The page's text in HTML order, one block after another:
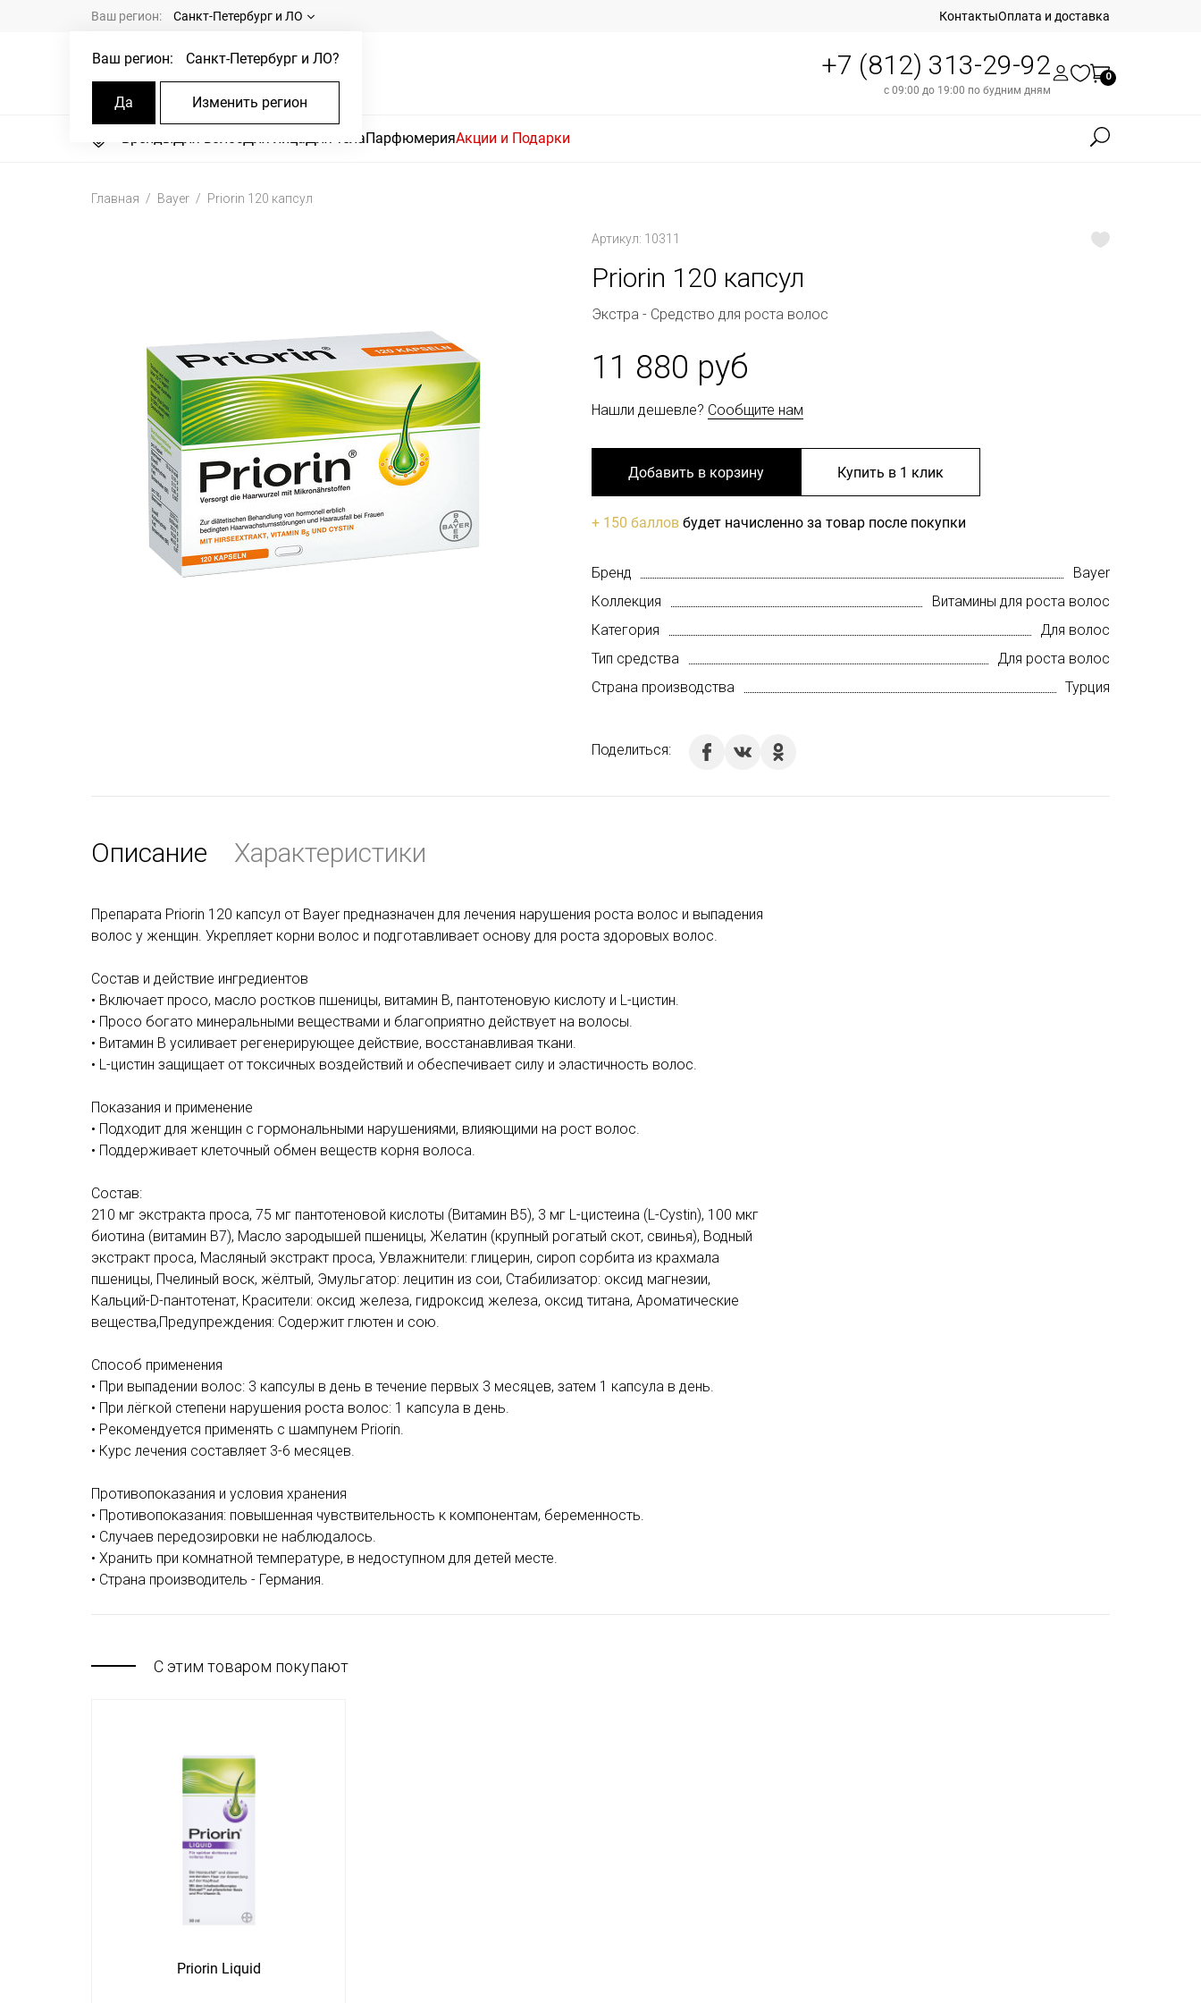
Ваш регион: Санкт-Петербург и ЛО
Ваш регион: Санкт-Петербург и ЛО?
Да Изменить регион
КонтактыОплата и доставка
+7 (812) 313-29-92
с 09:00 до 19:00 по будним дням
0
БрендыДля волосДля лицаДля телаПарфюмерияАкции и Подарки
Главная Bayer Priorin 120 капсул
Артикул: 10311
Priorin 120 капсул
Экстра - Средство для роста волос
11 880 руб
Нашли дешевле? Сообщите нам
Добавить в корзину Купить в 1 клик
+ 150 баллов будет начисленно за товар после покупки
Бренд
Bayer
Коллекция
Витамины для роста волос
Категория
Для волос
Тип средства
Для роста волос
Страна производства
Турция
Поделиться:
Описание Характеристики
Препарата Priorin 120 капсул от Bayer предназначен для лечения нарушения роста волос и выпадения
волос у женщин. Укрепляет корни волос и подготавливает основу для роста здоровых волос.
Состав и действие ингредиентов
• Включает просо, масло ростков пшеницы, витамин В, пантотеновую кислоту и L-цистин.
• Просо богато минеральными веществами и благоприятно действует на волосы.
• Витамин В усиливает регенерирующее действие, восстанавливая ткани.
• L-цистин защищает от токсичных воздействий и обеспечивает силу и эластичность волос.
Показания и применение
• Подходит для женщин с гормональными нарушениями, влияющими на рост волос.
• Поддерживает клеточный обмен веществ корня волоса.
Состав:
210 мг экстракта проса, 75 мг пантотеновой кислоты (Витамин В5), 3 мг L-цистеина (L-Cystin), 100 мкг
биотина (витамин B7), Масло зародышей пшеницы, Желатин (крупный рогатый скот, свинья), Водный
экстракт проса, Масляный экстракт проса, Увлажнители: глицерин, сироп сорбита из крахмала
пшеницы, Пчелиный воск, жёлтый, Эмульгатор: лецитин из сои, Стабилизатор: оксид магнезии,
Кальций-D-пантотенат, Красители: оксид железа, гидроксид железа, оксид титана, Ароматические
вещества,Предупреждения: Содержит глютен и сою.
Способ применения
• При выпадении волос: 3 капсулы в день в течение первых 3 месяцев, затем 1 капсула в день.
• При лёгкой степени нарушения роста волос: 1 капсула в день.
• Рекомендуется применять с шампунем Priorin.
• Курс лечения составляет 3-6 месяцев.
Противопоказания и условия хранения
• Противопоказания: повышенная чувствительность к компонентам, беременность.
• Случаев передозировки не наблюдалось.
• Хранить при комнатной температуре, в недоступном для детей месте.
• Страна производитель - Германия.
С этим товаром покупают
Priorin Liquid